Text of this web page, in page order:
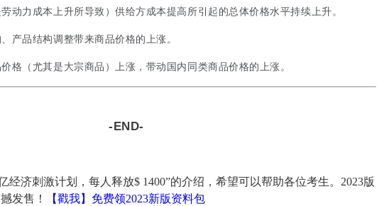
动力成本上升所导致）供给方成本提高所引起的总体价格水平持续上升。
产品结构调整带来商品价格的上涨。
格（尤其是大宗商品）上涨，带动国内同类商品价格的上涨。
-END-
经济刺激计划，每人释放$ 1400”的介绍，希望可以帮助各位考生。2023版
发售！ 【戳我】免费领2023新版资料包